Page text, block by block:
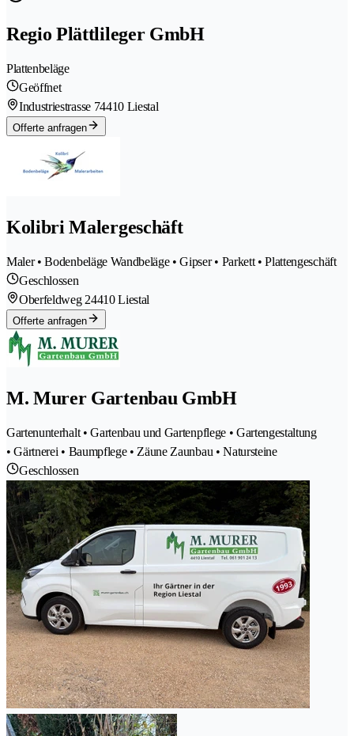
Regio Plättlileger GmbH
Plattenbeläge
Geöffnet
Industriestrasse 74410 Liestal
Offerte anfragen
Kolibri Malergeschäft
Maler • Bodenbeläge Wandbeläge • Gipser • Parkett • Plattengeschäft
Geschlossen
Oberfeldweg 24410 Liestal
Offerte anfragen
M. Murer Gartenbau GmbH
Gartenunterhalt • Gartenbau und Gartenpflege • Gartengestaltung
• Gärtnerei • Baumpflege • Zäune Zaunbau • Natursteine
Geschlossen